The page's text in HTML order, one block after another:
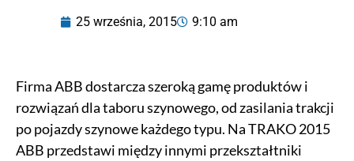
25 września, 2015 9:10 am
Firma ABB dostarcza szeroką gamę produktów i
rozwiązań dla taboru szynowego, od zasilania trakcji
po pojazdy szynowe każdego typu. Na TRAKO 2015
ABB przedstawi między innymi przekształtniki